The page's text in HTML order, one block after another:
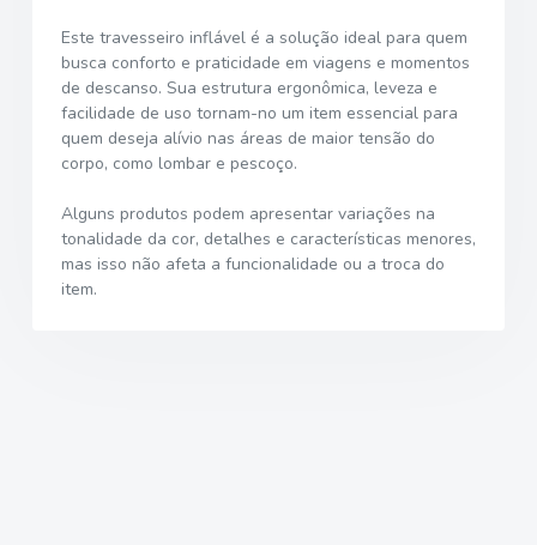
Este travesseiro inflável é a solução ideal para quem
busca conforto e praticidade em viagens e momentos
de descanso. Sua estrutura ergonômica, leveza e
facilidade de uso tornam-no um item essencial para
quem deseja alívio nas áreas de maior tensão do
corpo, como lombar e pescoço.
Alguns produtos podem apresentar variações na
tonalidade da cor, detalhes e características menores,
mas isso não afeta a funcionalidade ou a troca do
item.